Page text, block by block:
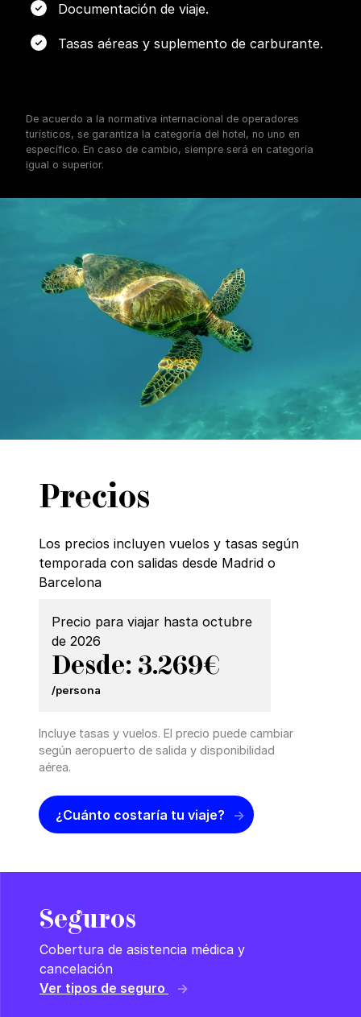
Documentación de viaje.
Tasas aéreas y suplemento de carburante.
De acuerdo a la normativa internacional de operadores
turísticos, se garantiza la categoría del hotel, no uno en
específico. En caso de cambio, siempre será en categoría
igual o superior.
Precios
Los precios incluyen vuelos y tasas según
temporada con salidas desde Madrid o
Barcelona
Precio para viajar hasta octubre
de 2026
Desde: 3.269€
/persona
Incluye tasas y vuelos. El precio puede cambiar
según aeropuerto de salida y disponibilidad
aérea.
¿Cuánto costaría tu viaje?
Seguros
Cobertura de asistencia médica y
cancelación
Ver tipos de seguro